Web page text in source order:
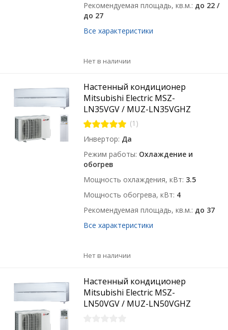
Рекомендуемая площадь, кв.м. до 22 /
до 27
Все характеристики
Нет в наличии
Настенный кондиционер
Mitsubishi Electric MSZ-
LN35VGV / MUZ-LN35VGHZ
(1)
Инвертор Да
Режим работы Охлаждение и
обогрев
Мощность охлаждения, кВт 3.5
Мощность обогрева, кВт 4
Рекомендуемая площадь, кв.м. до 37
Все характеристики
Нет в наличии
Настенный кондиционер
Mitsubishi Electric MSZ-
LN50VGV / MUZ-LN50VGHZ